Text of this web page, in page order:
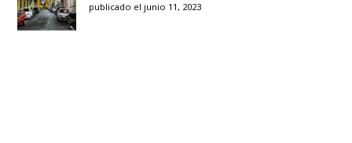
publicado el junio 11, 2023